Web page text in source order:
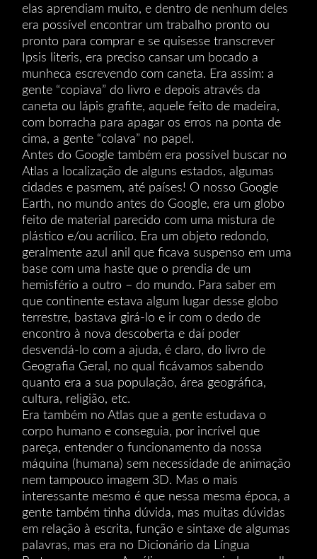
elas aprendiam muito, e dentro de nenhum deles
era possível encontrar um trabalho pronto ou
pronto para comprar e se quisesse transcrever
Ipsis literis, era preciso cansar um bocado a
munheca escrevendo com caneta. Era assim: a
gente “copiava” do livro e depois através da
caneta ou lápis grafite, aquele feito de madeira,
com borracha para apagar os erros na ponta de
cima, a gente “colava” no papel.
Antes do Google também era possível buscar no
Atlas a localização de alguns estados, algumas
cidades e pasmem, até países! O nosso Google
Earth, no mundo antes do Google, era um globo
feito de material parecido com uma mistura de
plástico e/ou acrílico. Era um objeto redondo,
geralmente azul anil que ficava suspenso em uma
base com uma haste que o prendia de um
hemisfério a outro – do mundo. Para saber em
que continente estava algum lugar desse globo
terrestre, bastava girá-lo e ir com o dedo de
encontro à nova descoberta e daí poder
desvendá-lo com a ajuda, é claro, do livro de
Geografia Geral, no qual ficávamos sabendo
quanto era a sua população, área geográfica,
cultura, religião, etc.
Era também no Atlas que a gente estudava o
corpo humano e conseguia, por incrível que
pareça, entender o funcionamento da nossa
máquina (humana) sem necessidade de animação
nem tampouco imagem 3D. Mas o mais
interessante mesmo é que nessa mesma época, a
gente também tinha dúvida, mas muitas dúvidas
em relação à escrita, função e sintaxe de algumas
palavras, mas era no Dicionário da Língua